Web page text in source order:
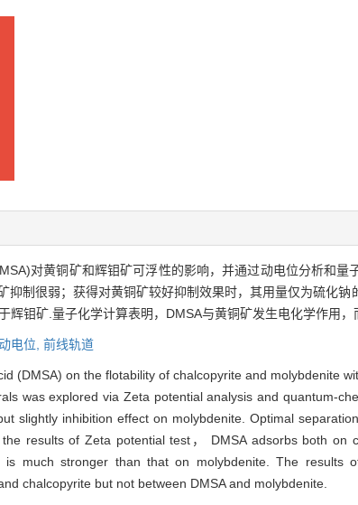
对黄铜矿和辉钼矿可浮性的影响，并通过动电位分析和
抑制很弱；获得对黄铜矿较好抑制效果时，其用量仅为硫化
辉钼矿.量子化学计算表明，DMSA与黄铜矿发生电化学作用
电位, 前线轨道
(DMSA) on the flotability of chalcopyrite and molybdenite
was explored via Zeta potential analysis and quantum-
slightly inhibition effect on molybdenite. Optimal
results of Zeta potential test， DMSA adsorbs both on
much stronger than that on molybdenite. The results
chalcopyrite but not between DMSA and molybdenite.